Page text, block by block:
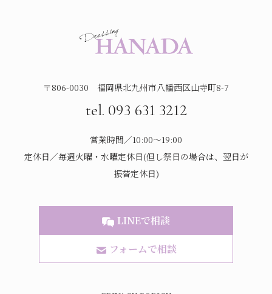
〒806-0030 福岡県北九州市八幡西区山寺町8-7
tel. 093 631 3212
営業時間／10:00～19:00
定休日／毎週火曜・水曜定休日(但し祭日の場合は、翌日が
振替定休日)
LINEで相談
フォームで相談